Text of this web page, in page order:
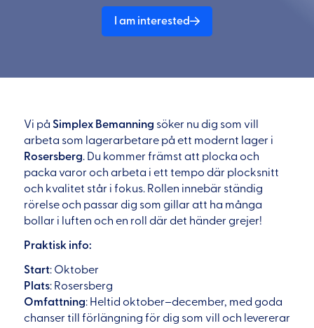
I am interested
Vi på Simplex Bemanning söker nu dig som vill
arbeta som lagerarbetare på ett modernt lager i
Rosersberg. Du kommer främst att plocka och
packa varor och arbeta i ett tempo där plocksnitt
och kvalitet står i fokus. Rollen innebär ständig
rörelse och passar dig som gillar att ha många
bollar i luften och en roll där det händer grejer!
Praktisk info:
Start: Oktober
Plats: Rosersberg
Omfattning: Heltid oktober–december, med goda
chanser till förlängning för dig som vill och levererar